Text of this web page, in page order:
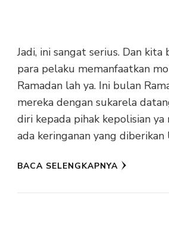
Jadi, ini sangat serius. Dan kita
para pelaku memanfaatkan
Ramadan lah ya. Ini bulan
mereka dengan sukarela
diri kepada pihak kepolisian
ada keringanan yang diberikan
BACA SELENGKAPNYA